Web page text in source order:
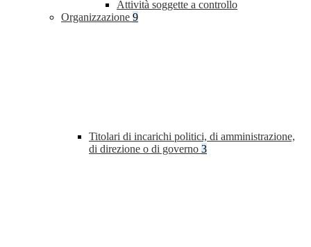
Attività soggette a controllo
Organizzazione 9
Titolari di incarichi politici, di amministrazione,
di direzione o di governo 3